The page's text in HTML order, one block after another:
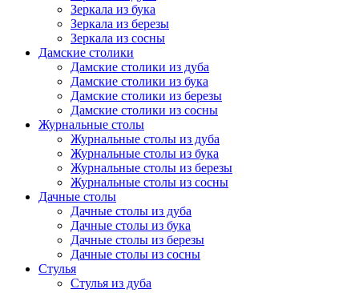
Зеркала из бука
Зеркала из березы
Зеркала из сосны
Дамские столики
Дамские столики из дуба
Дамские столики из бука
Дамские столики из березы
Дамские столики из сосны
Журнальные столы
Журнальные столы из дуба
Журнальные столы из бука
Журнальные столы из березы
Журнальные столы из сосны
Дачные столы
Дачные столы из дуба
Дачные столы из бука
Дачные столы из березы
Дачные столы из сосны
Стулья
Стулья из дуба